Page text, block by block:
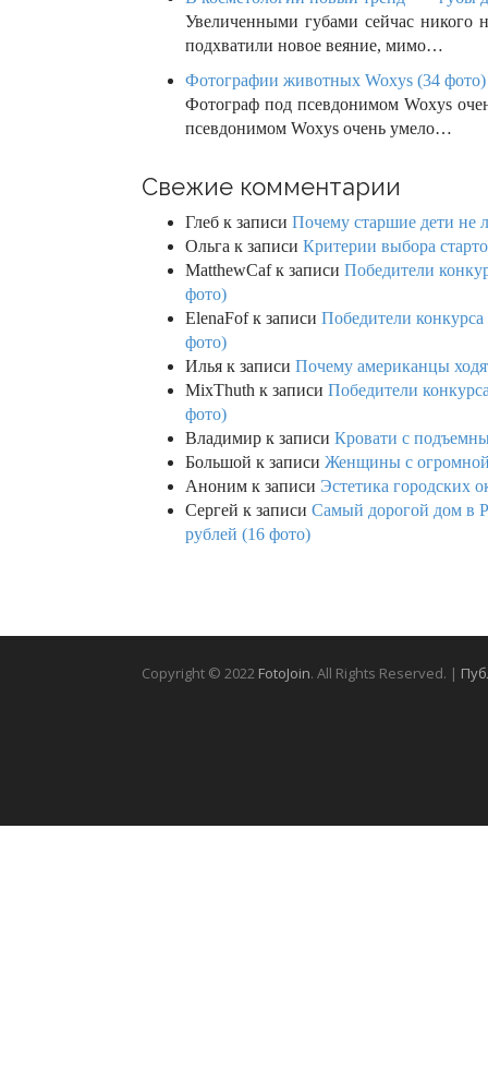
Увеличенными губами сейчас никого
подхватили новое веяние, мимо…
Фотографии животных Woxys (34 фото)
Фотограф под псевдонимом Woxys
псевдонимом Woxys очень умело…
Свежие комментарии
Глеб к записи Почему старшие дети не
Ольга к записи Критерии выбора
MatthewCafк записи Победители
фото)
ElenaFofк записи Победители
фото)
Илья к записи Почему американцы
MixThuth к записи Победители
фото)
Владимир к записи Кровати с
Большой к записи Женщины с
Аноним к записи Эстетика городских
Сергей к записи Самый дорогой дом в
рублей (16 фото)
Copyright © 2022 FotoJoin. All Rights Reserved. |